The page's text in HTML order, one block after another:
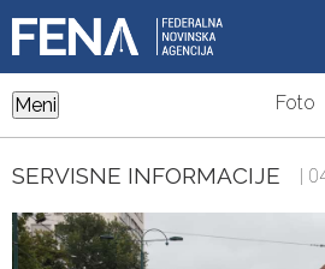
Meni Foto
SERVISNE INFORMACIJE |